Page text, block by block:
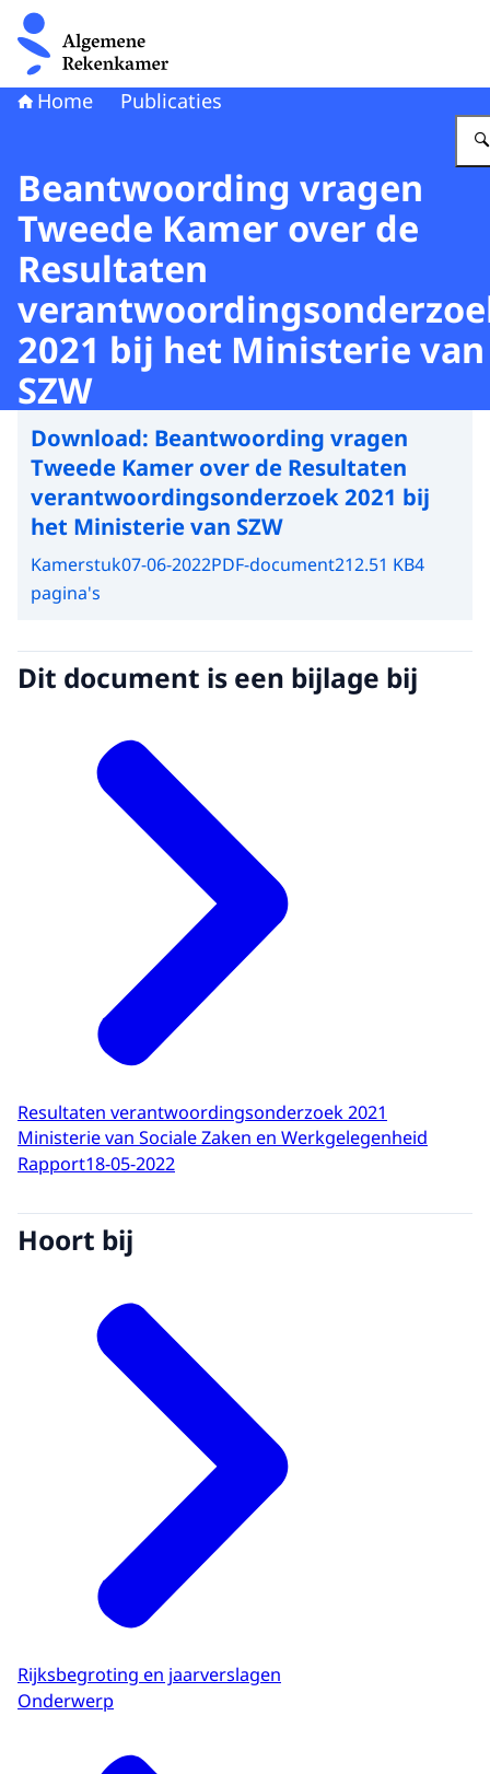
Naar de homepage van Algemene Rekenkamer
Home Publicaties
Beantwoording vragen
Tweede Kamer over de
Resultaten
2021 bij het Ministerie van
SZW
Download: Beantwoording vragen
Tweede Kamer over de Resultaten
verantwoordingsonderzoek 2021 bij
het Ministerie van SZW
Kamerstuk07-06-2022PDF-document212.51 KB4
pagina's
Dit document is een bijlage bij
Resultaten verantwoordingsonderzoek 2021
Ministerie van Sociale Zaken en Werkgelegenheid
Rapport18-05-2022
Hoort bij
Rijksbegroting en jaarverslagen
Onderwerp